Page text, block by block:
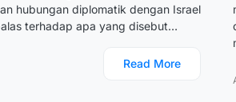
hubungan diplomatik dengan Israel
terhadap apa yang disebut…
Read More